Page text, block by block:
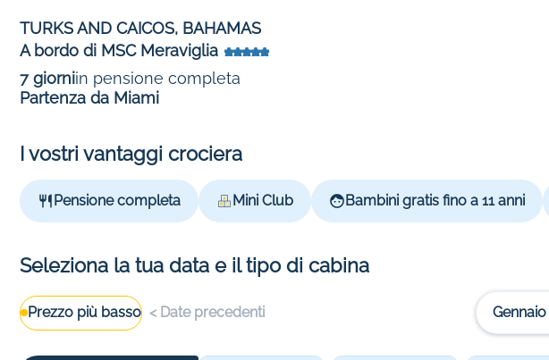
TURKS AND CAICOS, BAHAMAS
A bordo di MSC Meraviglia
7 giorniin pensione completa
Partenza da Miami
I vostri vantaggi crociera
Pensione completa Mini Club Bambini gratis fino a 11 anni
Seleziona la tua data e il tipo di cabina
Prezzo più basso < Date precedenti